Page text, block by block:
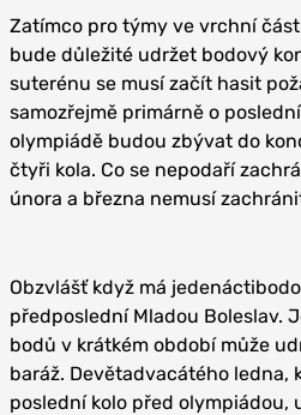
Zatímco pro týmy ve vrchní
bude důležité udržet bodový
suterénu se musí začít hasit
samozřejmě primárně o
olympiádě budou zbývat do
čtyři kola. Co se nepodaří
února a března nemusí
Obzvlášť když má
předposlední Mladou Boleslav.
bodů v krátkém období může
baráž. Devětadvacátého ledna,
poslední kolo před olympiádou,